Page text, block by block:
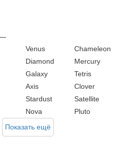
Venus
Diamond
Chameleon
Mercury
Galaxy
Axis
Tetris
Clover
Stardust
Nova
Satellite
Pluto
Показать ещё